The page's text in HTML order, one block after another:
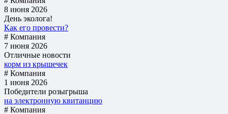
8 июня 2026
День эколога!
Как его провести?
# Компания
7 июня 2026
Отличные новости
корм из крышечек
# Компания
1 июня 2026
Победители розыгрыша
на электронную квитанцию
# Компания